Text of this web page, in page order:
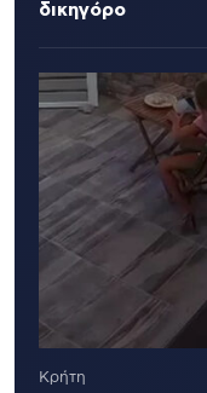
δικηγόρο
Κρήτη